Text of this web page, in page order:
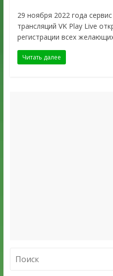
29 ноября 2022 года
трансляций VK Play Live
регистрации всех
Читать далее